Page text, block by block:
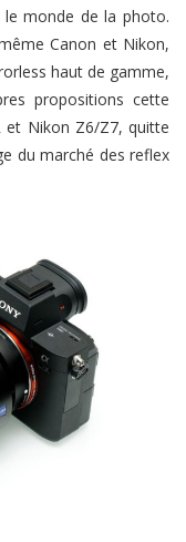
le monde de la photo.
Canon et Nikon,
haut de gamme,
propositions cette
et Nikon Z6/Z7, quitte
du marché des reflex